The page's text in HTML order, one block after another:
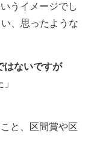
うイメージでし
、思ったような
はないですが
と、区間賞や区